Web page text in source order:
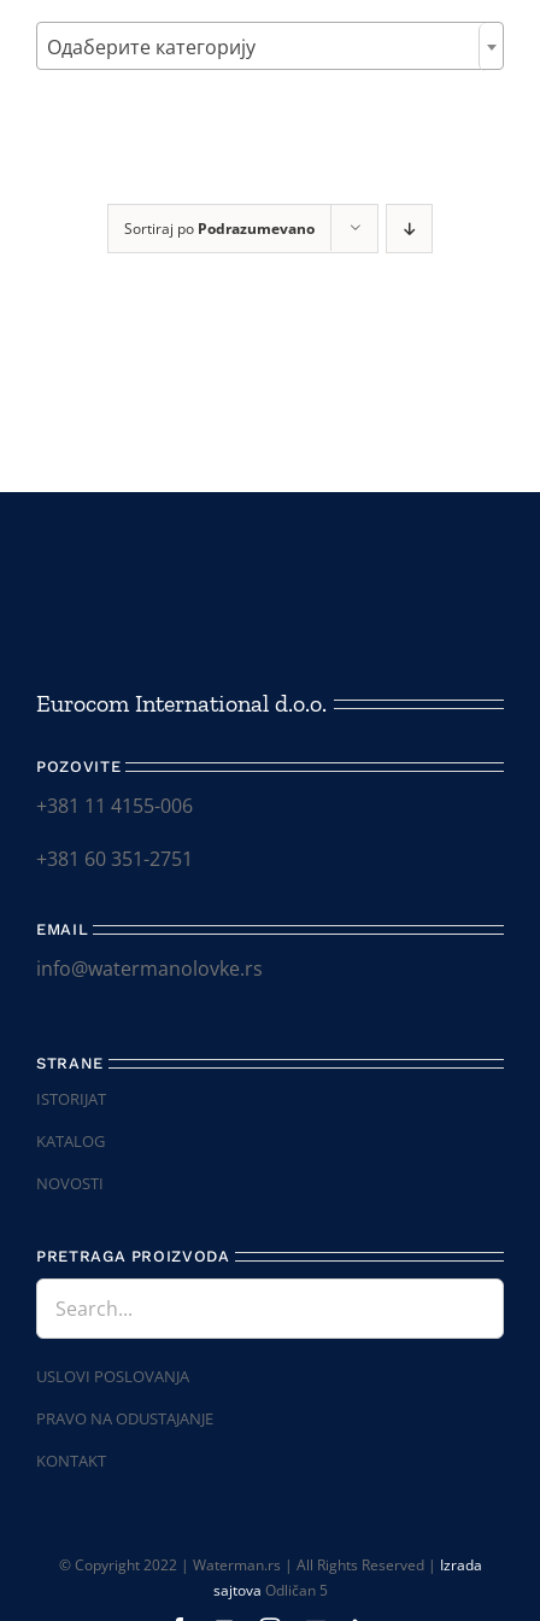
Poklon setovi
Sortiraj po Podrazumevano
Одаберите категорију
Eurocom International d.o.o.
POZOVITE
+381 11 4155-006
+381 60 351-2751
EMAIL
info@watermanolovke.rs
STRANE
ISTORIJAT
KATALOG
NOVOSTI
PRETRAGA PROIZVODA
USLOVI POSLOVANJA
PRAVO NA ODUSTAJANJE
KONTAKT
© Copyright 2022 | Waterman.rs | All Rights Reserved | Izrada
sajtova Odličan 5